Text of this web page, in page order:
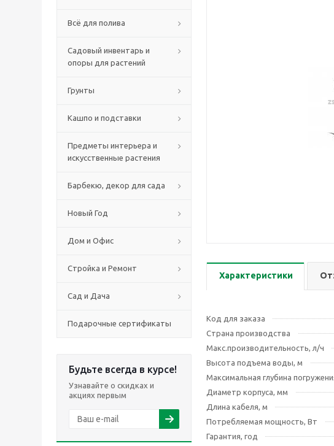
Всё для полива
Садовый инвентарь и
опоры для растений
Грунты
Кашпо и подставки
Предметы интерьера и
искусственные растения
Барбекю, декор для сада
Новый Год
Дом и Офис
Стройка и Ремонт
Сад и Дача
Подарочные сертификаты
Будьте всегда в курсе!
Узнавайте о скидках и
акциях первым
Характеристики
Код для заказа
Страна производства
Макс.производительность, л/ч
Высота подъема воды, м
Максимальная глубина
Диаметр корпуса, мм
Длина кабеля, м
Потребляемая мощность, Вт
Гарантия, год